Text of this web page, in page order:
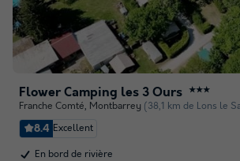
Flower Camping les 3 Ours ★★★
Franche Comté, Montbarrey (38,1 km de Lons le
8.4 Excellent
En bord de rivière